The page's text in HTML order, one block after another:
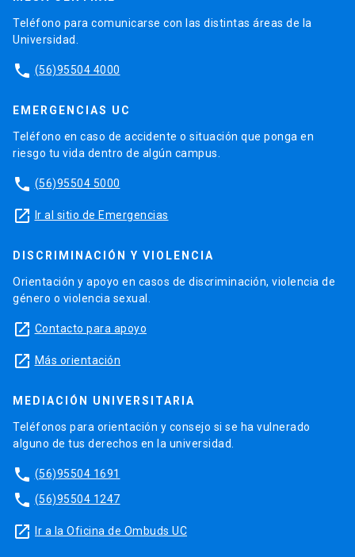
Teléfono para comunicarse con las distintas áreas de la
Universidad.
phone (56)95504 4000
EMERGENCIAS UC
Teléfono en caso de accidente o situación que ponga en
riesgo tu vida dentro de algún campus.
phone (56)95504 5000
launch Ir al sitio de Emergencias
DISCRIMINACIÓN Y VIOLENCIA
Orientación y apoyo en casos de discriminación, violencia de
género o violencia sexual.
launch Contacto para apoyo
launch Más orientación
MEDIACIÓN UNIVERSITARIA
Teléfonos para orientación y consejo si se ha vulnerado
alguno de tus derechos en la universidad.
phone (56)95504 1691
phone (56)95504 1247
launch Ir a la Oficina de Ombuds UC